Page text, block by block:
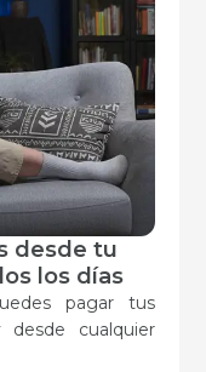
desde tu
los días
pagar tus
cualquier